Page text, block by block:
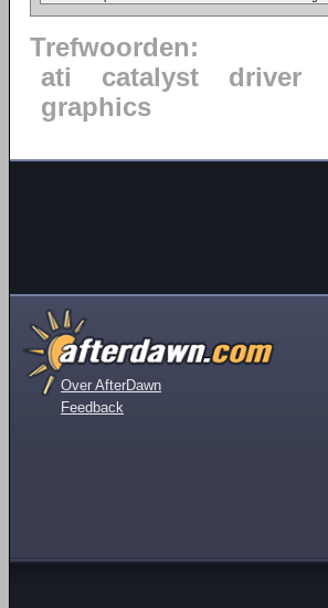
Trefwoorden:
ati
catalyst driver
graphics
Over AfterDawn
Feedback